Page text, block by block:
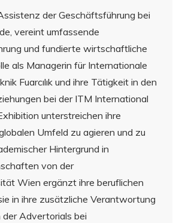
der Geschäftsführung bei
vereint umfassende
und fundierte wirtschaftliche
als Managerin für Internationale
Fuarcılık und ihre Tätigkeit in den
bei der ITM International
unterstreichen ihre
Umfeld zu agieren und zu
Hintergrund in
von der
Wien ergänzt ihre beruflichen
in ihre zusätzliche Verantwortung
Advertorials bei